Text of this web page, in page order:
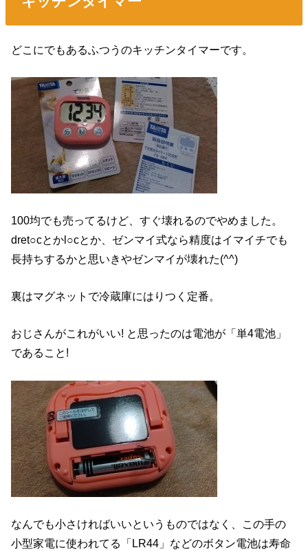
どこにでもあるふつうのキッチンタイマーです。
100均でも売ってるけど、すぐ壊れるのでやめました。
dret○cとかl○cとか、ゼンマイ式なら精度はイマイチでも
長持ちするかと思いきやゼンマイが壊れた(^^)
裏はマグネットで冷蔵庫にはりつく定番。
おじさんがこれがいい! と思ったのは電池が「単4電池」
であること!
なんでも小さければいいというものではなく、この手の
小型家電に使われてる「LR44」などのボタン電池は寿命